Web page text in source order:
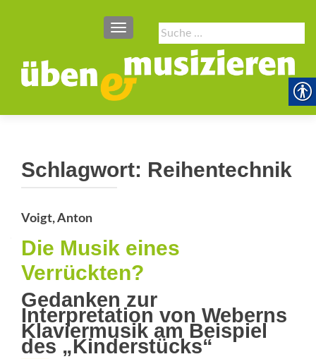
Suche
nach:
SCHALTE NAVIGATION
Schlagwort: Reihentechnik
Voigt, Anton
Die Musik eines
Verrückten?
Gedanken zur
Interpretation von Weberns
Klaviermusik am Beispiel
des „Kinderstücks“